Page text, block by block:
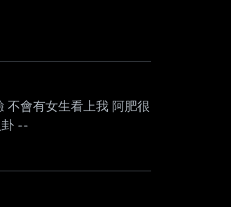
不會有女生看上我 阿肥很
卦 --